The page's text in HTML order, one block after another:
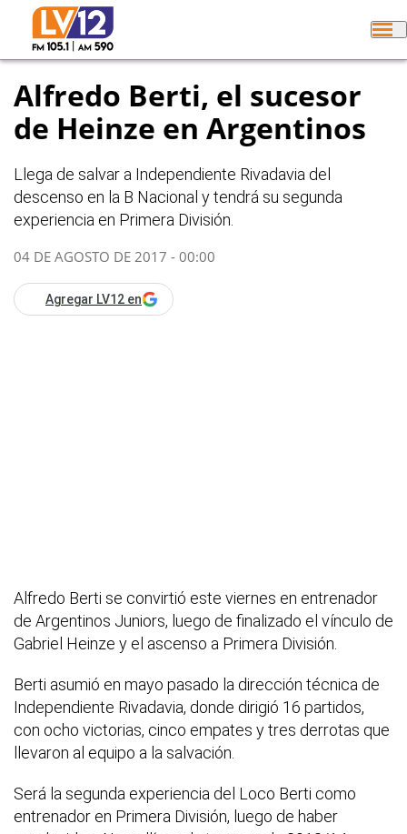
Alfredo Berti, el sucesor
de Heinze en Argentinos
Llega de salvar a Independiente Rivadavia del
descenso en la B Nacional y tendrá su segunda
experiencia en Primera División.
04 DE AGOSTO DE 2017 - 00:00
Agregar LV12 en
Alfredo Berti se convirtió este viernes en entrenador
de Argentinos Juniors, luego de finalizado el vínculo de
Gabriel Heinze y el ascenso a Primera División.
Berti asumió en mayo pasado la dirección técnica de
Independiente Rivadavia, donde dirigió 16 partidos,
con ocho victorias, cinco empates y tres derrotas que
llevaron al equipo a la salvación.
Será la segunda experiencia del Loco Berti como
entrenador en Primera División, luego de haber